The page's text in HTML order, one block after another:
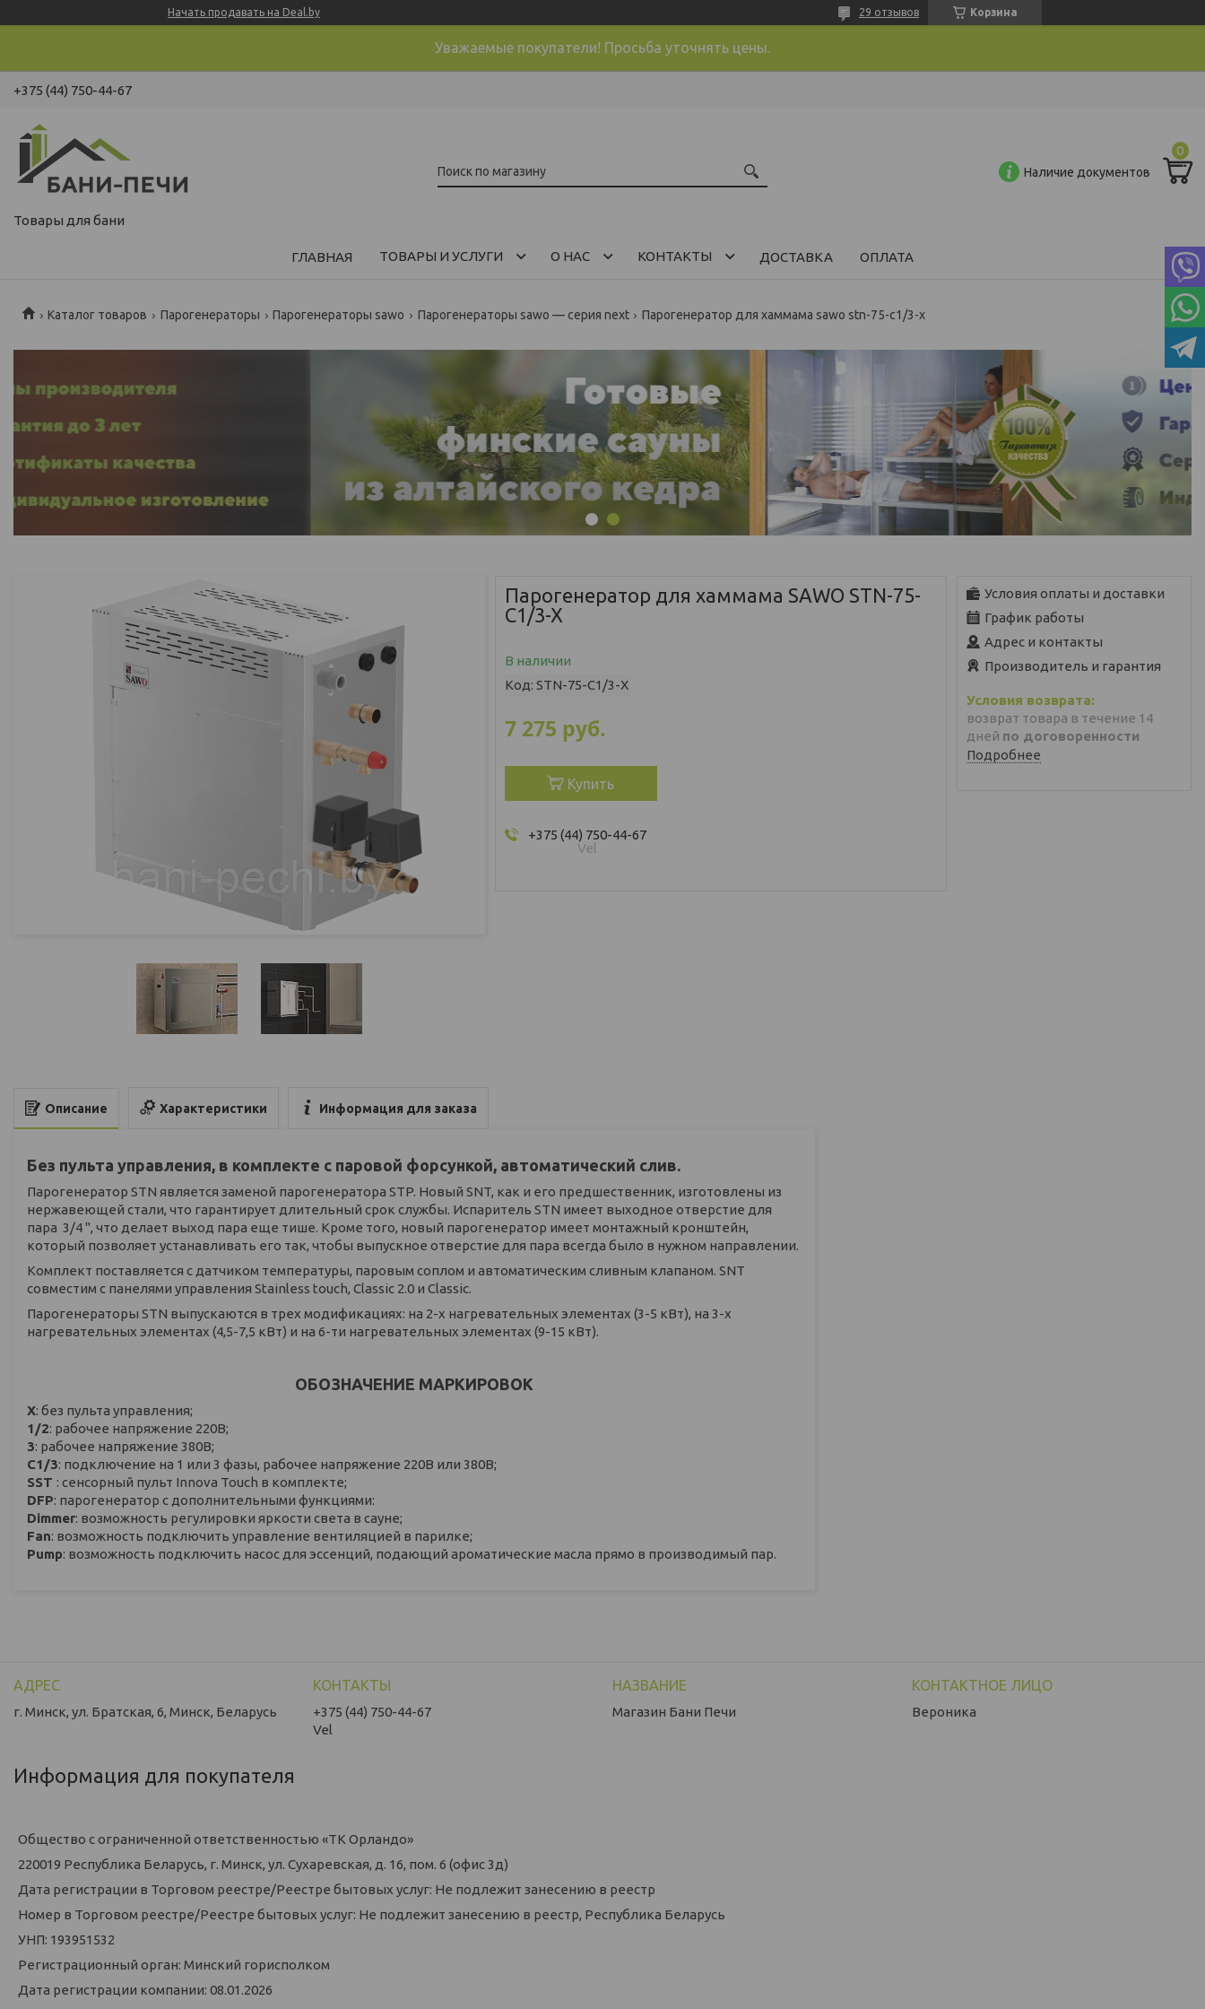
Начать продавать на Deal.by Корзина
29 отзывов
Уважаемые покупатели! Просьба уточнять цены.
+375 (44) 750-44-67
Товары для бани
Наличие документов
ГЛАВНАЯ ТОВАРЫ И УСЛУГИ О НАС КОНТАКТЫ ДОСТАВКА ОПЛАТА
Каталог товаров Парогенераторы Парогенераторы sawo Парогенераторы sawo — серия next Парогенератор для хаммама sawo stn-75-c1/3-x
Парогенератор для хаммама SAWO STN-75-
C1/3-X
В наличии
Код: STN-75-C1/3-X
7 275 руб.
Купить
+375 (44) 750-44-67
Vel
Условия оплаты и доставки
График работы
Адрес и контакты
Производитель и гарантия
возврат товара в течение 14
дней по договоренности
Подробнее
Описание Характеристики Информация для заказа
Без пульта управления, в комплекте с паровой форсункой, автоматический слив.
Парогенератор STN является заменой парогенератора STP. Новый SNT, как и его предшественник, изготовлены из
нержавеющей стали, что гарантирует длительный срок службы. Испаритель STN имеет выходное отверстие для
пара 3/4 ", что делает выход пара еще тише. Кроме того, новый парогенератор имеет монтажный кронштейн,
который позволяет устанавливать его так, чтобы выпускное отверстие для пара всегда было в нужном направлении.
Комплект поставляется с датчиком температуры, паровым соплом и автоматическим сливным клапаном. SNT
совместим с панелями управления Stainless touch, Classic 2.0 и Classiс.
Парогенераторы STN выпускаются в трех модификациях: на 2-х нагревательных элементах (3-5 кВт), на 3-х
нагревательных элементах (4,5-7,5 кВт) и на 6-ти нагревательных элементах (9-15 кВт).
ОБОЗНАЧЕНИЕ МАРКИРОВОК
X: без пульта управления;
1/2: рабочее напряжение 220В;
3: рабочее напряжение 380В;
С1/3: подключение на 1 или 3 фазы, рабочее напряжение 220В или 380В;
SST : сенсорный пульт Innova Touch в комплекте;
DFP: парогенератор с дополнительными функциями:
Dimmer: возможность регулировки яркости света в сауне;
Fan: возможность подключить управление вентиляцией в парилке;
Pump: возможность подключить насос для эссенций, подающий ароматические масла прямо в производимый пар.
г. Минск, ул. Братская, 6, Минск, Беларусь
+375 (44) 750-44-67
Vel
Магазин Бани Печи Вероника
Информация для покупателя
Общество с ограниченной ответственностью «ТК Орландо»
220019 Республика Беларусь, г. Минск, ул. Сухаревская, д. 16, пом. 6 (офис 3д)
Дата регистрации в Торговом реестре/Реестре бытовых услуг: Не подлежит занесению в реестр
Номер в Торговом реестре/Реестре бытовых услуг: Не подлежит занесению в реестр, Республика Беларусь
УНП: 193951532
Регистрационный орган: Минский горисполком
Дата регистрации компании: 08.01.2026